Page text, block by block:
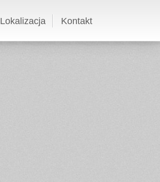
Lokalizacja Kontakt